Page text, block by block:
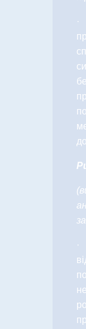
·
·